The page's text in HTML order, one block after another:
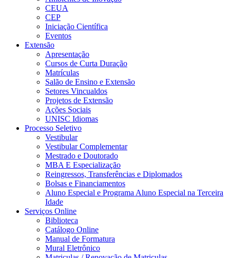
CEUA
CEP
Iniciação Científica
Eventos
Extensão
Apresentação
Cursos de Curta Duração
Matrículas
Salão de Ensino e Extensão
Setores Vincualdos
Projetos de Extensão
Ações Sociais
UNISC Idiomas
Processo Seletivo
Vestibular
Vestibular Complementar
Mestrado e Doutorado
MBA E Especialização
Reingressos, Transferências e Diplomados
Bolsas e Financiamentos
Aluno Especial e Programa Aluno Especial na Terceira
Idade
Serviços Online
Biblioteca
Catálogo Online
Manual de Formatura
Mural Eletrônico